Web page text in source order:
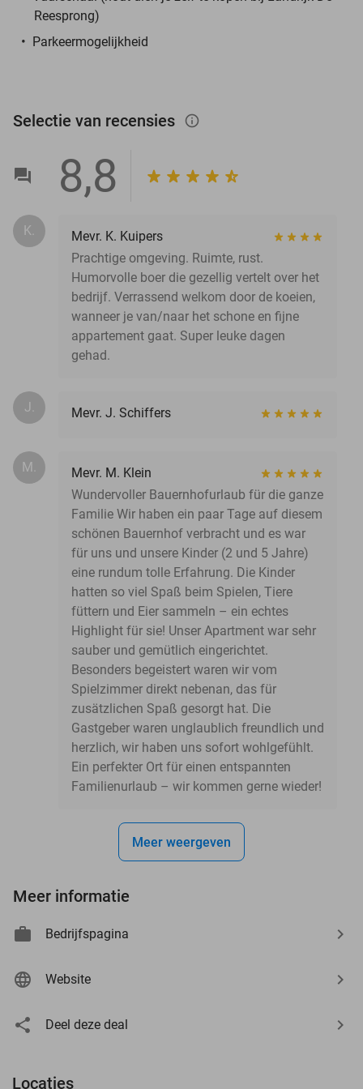
Reesprong)
Parkeermogelijkheid
Selectie van recensies info_outlined
8,8
K.
Mevr. K. Kuipers
Prachtige omgeving. Ruimte, rust.
Humorvolle boer die gezellig vertelt over het
bedrijf. Verrassend welkom door de koeien,
wanneer je van/naar het schone en fijne
appartement gaat. Super leuke dagen
gehad.
J. Mevr. J. Schiffers
M.
Mevr. M. Klein
Wundervoller Bauernhofurlaub für die ganze
Familie Wir haben ein paar Tage auf diesem
schönen Bauernhof verbracht und es war
für uns und unsere Kinder (2 und 5 Jahre)
eine rundum tolle Erfahrung. Die Kinder
hatten so viel Spaß beim Spielen, Tiere
füttern und Eier sammeln – ein echtes
Highlight für sie! Unser Apartment war sehr
sauber und gemütlich eingerichtet.
Besonders begeistert waren wir vom
Spielzimmer direkt nebenan, das für
zusätzlichen Spaß gesorgt hat. Die
Gastgeber waren unglaublich freundlich und
herzlich, wir haben uns sofort wohlgefühlt.
Ein perfekter Ort für einen entspannten
Familienurlaub – wir kommen gerne wieder!
Meer weergeven
Meer informatie
Bedrijfspagina
Website
Deel deze deal
Locaties